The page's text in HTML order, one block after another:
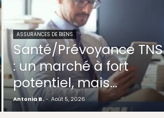
ASSURANCES DE BIENS
Santé/Prévoyance TNS
: un marché à fort
potentiel, mais…
Antonia B. - Août 5, 2026